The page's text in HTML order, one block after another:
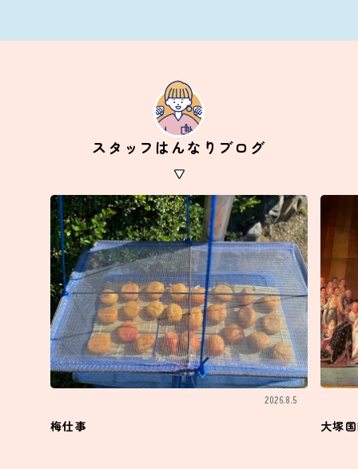
スタッフはんなりブログ
2026.8.5
梅仕事 大塚